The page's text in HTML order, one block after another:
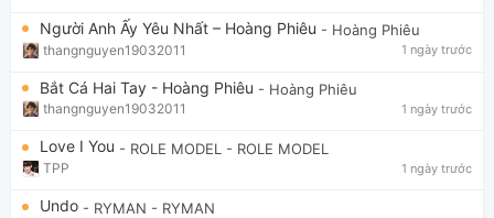
Người Anh Ấy Yêu Nhất – Hoàng Phiêu - Hoàng Phiêu
thangnguyen19032011 1 ngày trước
Bắt Cá Hai Tay - Hoàng Phiêu - Hoàng Phiêu
thangnguyen19032011 1 ngày trước
Love I You - ROLE MODEL - ROLE MODEL
TPP 1 ngày trước
Undo - RYMAN - RYMAN